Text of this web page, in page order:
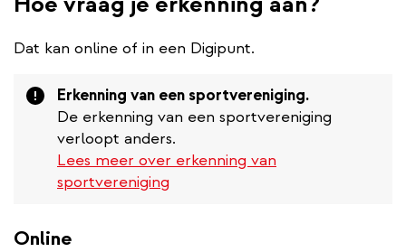
Dat kan online of in een Digipunt.
Attention
Erkenning van een sportvereniging.
De erkenning van een sportvereniging
verloopt anders.
Lees meer over erkenning van
sportvereniging
Online